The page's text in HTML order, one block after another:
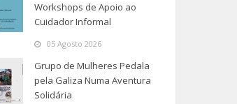
Workshops de Apoio ao
Cuidador Informal
05 Agosto 2026
Grupo de Mulheres Pedala
pela Galiza Numa Aventura
Solidária